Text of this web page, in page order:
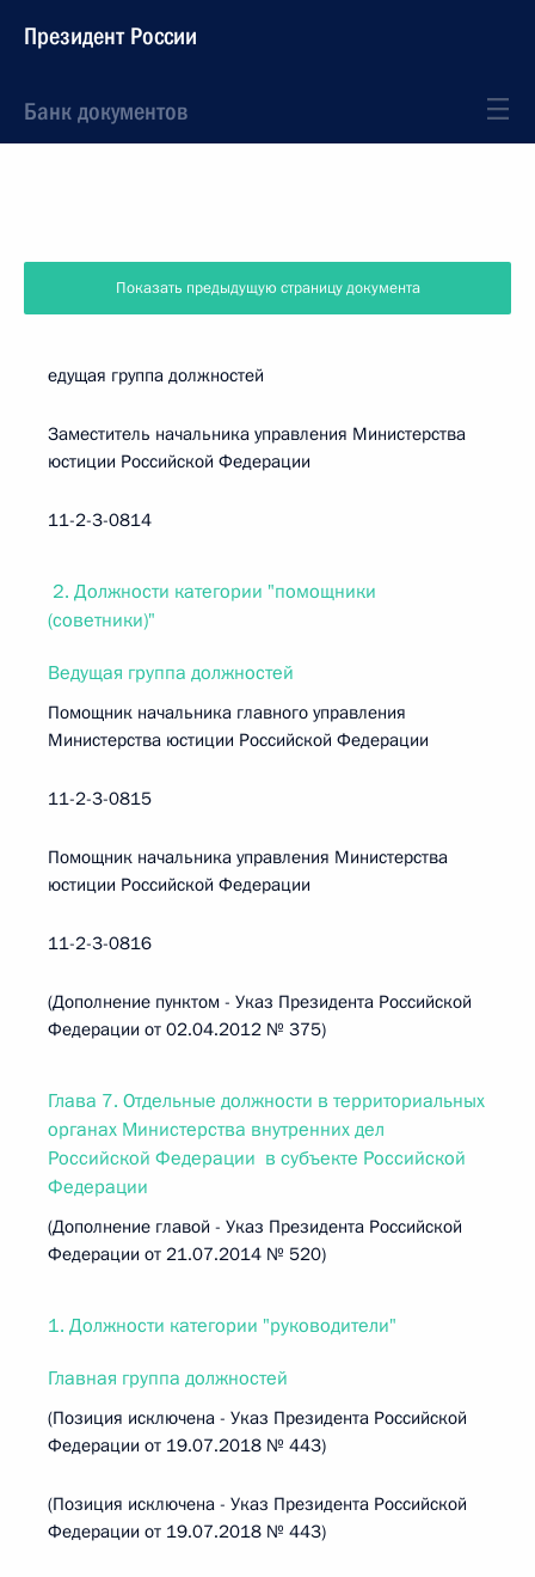
Президент России
Банк документов
Показать предыдущую страницу документа
едущая группа должностей
Заместитель начальника управления Министерства
юстиции Российской Федерации
11-2-3-0814
2. Должности категории "помощники
(советники)"
Ведущая группа должностей
Помощник начальника главного управления
Министерства юстиции Российской Федерации
11-2-3-0815
Помощник начальника управления Министерства
юстиции Российской Федерации
11-2-3-0816
(Дополнение пунктом - Указ Президента Российской
Федерации от 02.04.2012 № 375)
Глава 7. Отдельные должности в территориальных
органах Министерства внутренних дел
Российской Федерации в субъекте Российской
Федерации
(Дополнение главой - Указ Президента Российской
Федерации от 21.07.2014 № 520)
1. Должности категории "руководители"
Главная группа должностей
(Позиция исключена - Указ Президента Российской
Федерации от 19.07.2018 № 443)
(Позиция исключена - Указ Президента Российской
Федерации от 19.07.2018 № 443)